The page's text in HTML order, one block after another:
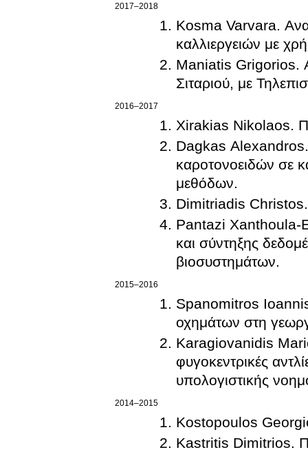
2017–2018
Kosma Varvara.
καλλιεργειών με
Maniatis Grigorios.
Σιταριού, με
2016–2017
Xirakias Nikolaos.
Dagkas Alexandros.
καροτονοειδών σε
μεθόδων.
Dimitriadis
Pantazi Xanthoula-
και σύντηξης
βιοσυστημάτων.
2015–2016
Spanomitros
οχημάτων στη
Karagiovanidis
φυγοκεντρικές
υπολογιστικής
2014–2015
Kostopoulos
Kastritis Dimitrios.